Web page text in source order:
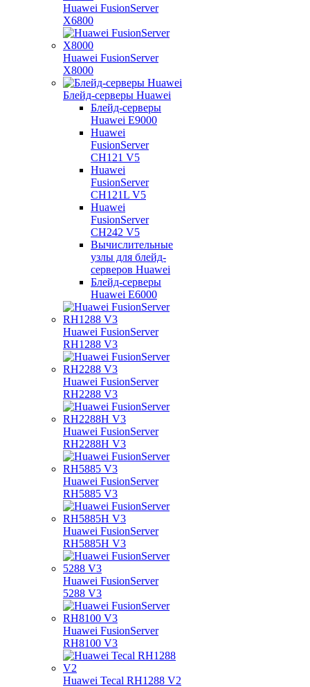
Huawei FusionServer
X6800
Huawei FusionServer
X8000
Блейд-серверы Huawei
Блейд-серверы
Huawei E9000
Huawei
FusionServer
CH121 V5
Huawei
FusionServer
CH121L V5
Huawei
FusionServer
CH242 V5
Вычислительные
узлы для блейд-
серверов Huawei
Блейд-серверы
Huawei E6000
Huawei FusionServer
RH1288 V3
Huawei FusionServer
RH2288 V3
Huawei FusionServer
RH2288H V3
Huawei FusionServer
RH5885 V3
Huawei FusionServer
RH5885H V3
Huawei FusionServer
5288 V3
Huawei FusionServer
RH8100 V3
Huawei Tecal RH1288 V2